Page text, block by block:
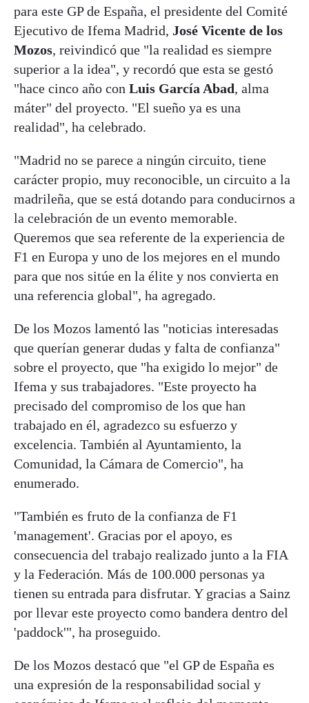
para este GP de España, el presidente del Comité
Ejecutivo de Ifema Madrid, José Vicente de los
Mozos, reivindicó que "la realidad es siempre
superior a la idea", y recordó que esta se gestó
"hace cinco año con Luis García Abad, alma
máter" del proyecto. "El sueño ya es una
realidad", ha celebrado.
"Madrid no se parece a ningún circuito, tiene
carácter propio, muy reconocible, un circuito a la
madrileña, que se está dotando para conducirnos a
la celebración de un evento memorable.
Queremos que sea referente de la experiencia de
F1 en Europa y uno de los mejores en el mundo
para que nos sitúe en la élite y nos convierta en
una referencia global", ha agregado.
De los Mozos lamentó las "noticias interesadas
que querían generar dudas y falta de confianza"
sobre el proyecto, que "ha exigido lo mejor" de
Ifema y sus trabajadores. "Este proyecto ha
precisado del compromiso de los que han
trabajado en él, agradezco su esfuerzo y
excelencia. También al Ayuntamiento, la
Comunidad, la Cámara de Comercio", ha
enumerado.
"También es fruto de la confianza de F1
'management'. Gracias por el apoyo, es
consecuencia del trabajo realizado junto a la FIA
y la Federación. Más de 100.000 personas ya
tienen su entrada para disfrutar. Y gracias a Sainz
por llevar este proyecto como bandera dentro del
'paddock'", ha proseguido.
De los Mozos destacó que "el GP de España es
una expresión de la responsabilidad social y